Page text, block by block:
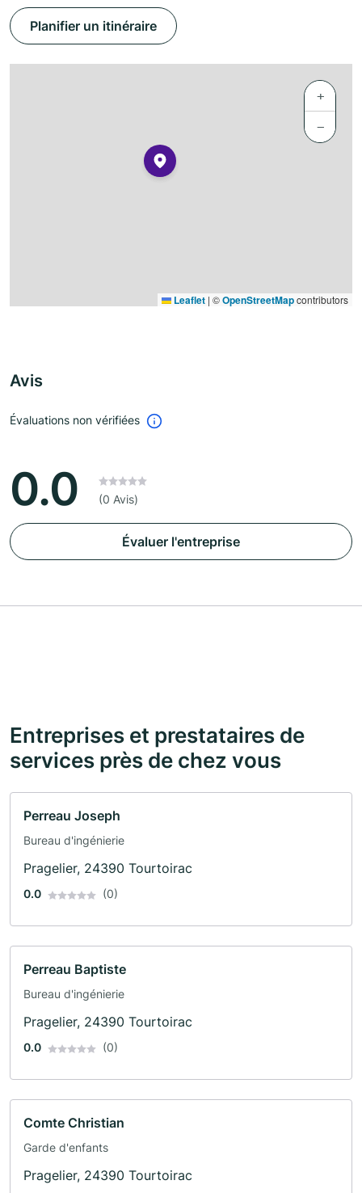
Planifier un itinéraire
+
−
Leaflet | ©OpenStreetMapcontributors
Avis
Évaluations non vérifiées
0.0 (0 Avis)
Évaluer l'entreprise
Entreprises et prestataires de
services près de chez vous
Perreau Joseph
Bureau d'ingénierie
Pragelier, 24390 Tourtoirac
0.0 (0)
Perreau Baptiste
Bureau d'ingénierie
Pragelier, 24390 Tourtoirac
0.0 (0)
Comte Christian
Garde d'enfants
Pragelier, 24390 Tourtoirac